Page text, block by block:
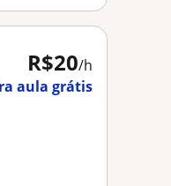
R$20/h
aula grátis